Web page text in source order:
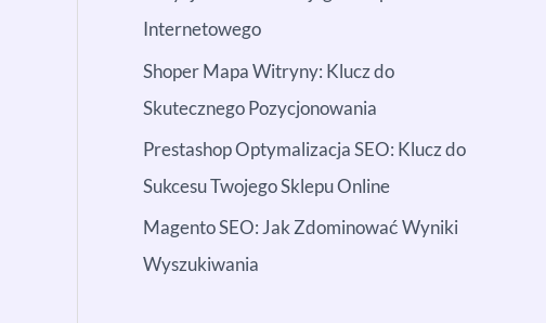
Internetowego
Shoper Mapa Witryny: Klucz do
Skutecznego Pozycjonowania
Prestashop Optymalizacja SEO: Klucz do
Sukcesu Twojego Sklepu Online
Magento SEO: Jak Zdominować Wyniki
Wyszukiwania